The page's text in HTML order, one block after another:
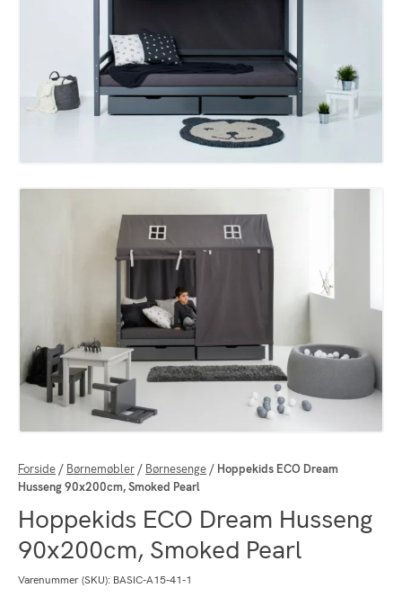
Forside / Børnemøbler / Børnesenge / Hoppekids ECO Dream
Husseng 90x200cm, Smoked Pearl
Hoppekids ECO Dream Husseng
90x200cm, Smoked Pearl
Varenummer (SKU): BASIC-A15-41-1